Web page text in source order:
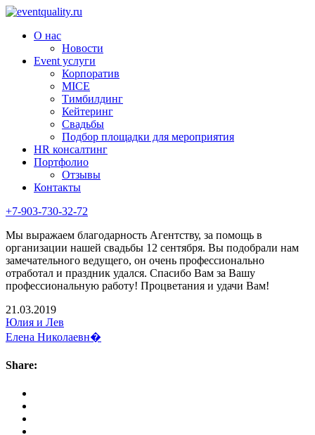
О нас
Новости
Event услуги
Корпоратив
MICE
Тимбилдинг
Кейтеринг
Свадьбы
Подбор площадки для мероприятия
HR консалтинг
Портфолио
Отзывы
Контакты
+7-903-730-32-72
Мы выражаем благодарность Агентству, за помощь в
организации нашей свадьбы 12 сентября. Вы подобрали нам
замечательного ведущего, он очень профессионально
отработал и праздник удался. Спасибо Вам за Вашу
профессиональную работу! Процветания и удачи Вам!
21.03.2019
Юлия и Лев
Елена Николаевн�
Share: